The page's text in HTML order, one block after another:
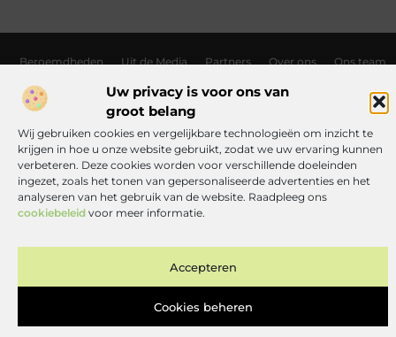
Uw privacy is voor ons van
groot belang
Wij gebruiken cookies en vergelijkbare technologieën om inzicht te
krijgen in hoe u onze website gebruikt, zodat we uw ervaring kunnen
verbeteren. Deze cookies worden voor verschillende doeleinden
ingezet, zoals het tonen van gepersonaliseerde advertenties en het
analyseren van het gebruik van de website. Raadpleeg ons
cookiebeleid voor meer informatie.
Accepteren
Cookies beheren
Beroemdheden Uit de Media Partners Over ons Ons team
Contact Auteur worden Website index Cookiebeleid (EU)
Links kopen Nederland: wat jij moet weten voordat je de knoop doorhakt
Manieren om geld te verdienen met jouw website: zo haal je er alles uit
All Rights Reserved © 2025
www.toneelgroephelvetia.nl.